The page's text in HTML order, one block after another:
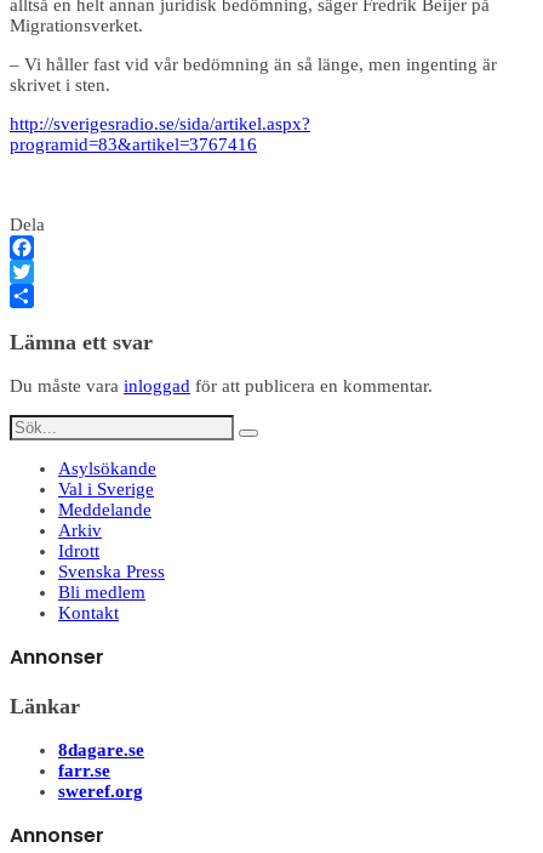
alltså en helt annan juridisk bedömning, säger Fredrik Beijer på
Migrationsverket.
– Vi håller fast vid vår bedömning än så länge, men ingenting är
skrivet i sten.
http://sverigesradio.se/sida/artikel.aspx?
programid=83&artikel=3767416
Dela
Facebook
Twitter
Lämna ett svar
Du måste vara inloggad för att publicera en kommentar.
Asylsökande
Val i Sverige
Meddelande
Arkiv
Idrott
Svenska Press
Bli medlem
Kontakt
Annonser
Länkar
8dagare.se
farr.se
sweref.org
Annonser